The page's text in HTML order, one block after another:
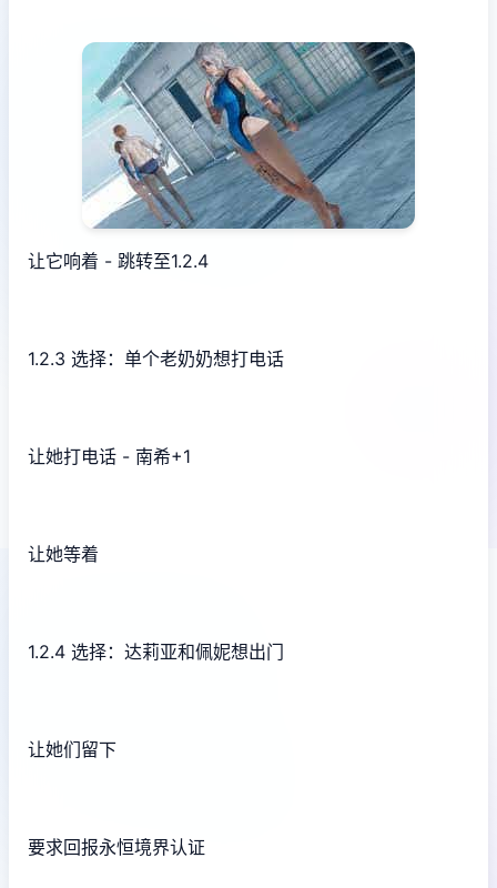
让它响着 - 跳转至1.2.4
1.2.3 选择：单个老奶奶想打电话
让她打电话 - 南希+1
让她等着
1.2.4 选择：达莉亚和佩妮想出门
让她们留下
要求回报永恒境界认证